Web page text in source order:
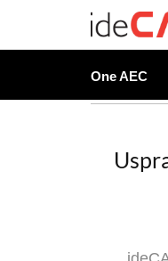
One AEC